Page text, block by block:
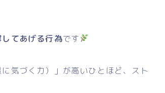
てあげる行為です
気づく力）」が高いひとほど、スト